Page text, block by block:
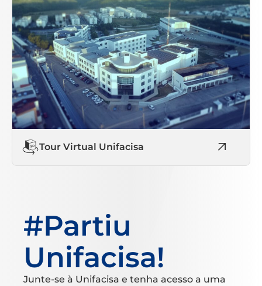
Tour Virtual Unifacisa
#Partiu
Unifacisa!
Junte-se à Unifacisa e tenha acesso a uma